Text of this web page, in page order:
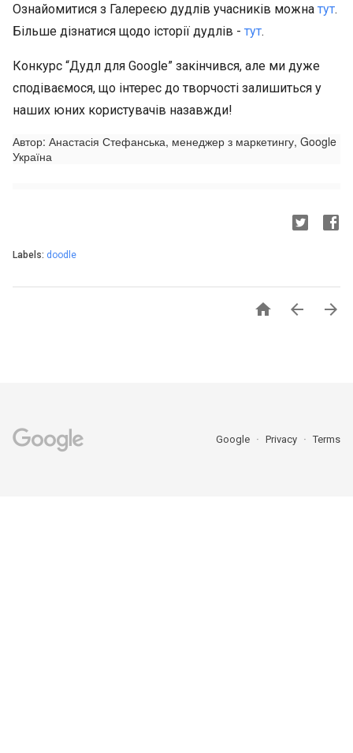
Ознайомитися з Галереєю дудлів учасників можна тут.
Більше дізнатися щодо історії дудлів - тут.
Конкурс “Дудл для Google” закінчився, але ми дуже
сподіваємося, що інтерес до творчості залишиться у
наших юних користувачів назавжди!
Автор: Анастасія Стефанська, менеджер з маркетингу, Google
Україна
Labels: doodle
  
Google Privacy Terms